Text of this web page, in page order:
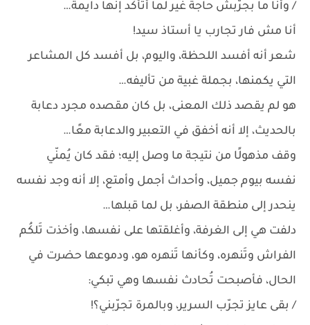
/ وأنا ما بجرّبش حاجة غير لما أتأكّد إنها دايمة…
أنا مش فار تجارب يا أستاذ سيد!
شعر أنه أفسد اللحظة، واليوم، بل أفسد كل المشاعر
التي يكمنها، بجملة غبية من تأليفه…
هو لم يقصد ذلك المعنى، بل كان مقصده مجرد دعابة
بالحديث، إلا أنه أخفق في التعبير والدعابة معًا…
وقف مذهولًا من نتيجة ما وصل إليه؛ فقد كان يُمنّي
نفسه بيوم جميل، وأحداث أجمل وأمتع، إلا أنه وجد نفسه
ينحدر إلى منطقة الصفر، بل لما قبلها…
دلفت هي إلى الغرفة، وأغلقتها على نفسها، وأخذت تَلكُم
الفراش وتَنهره، وكأنها تَنهره هو، ودموعها حضرت في
الحال، فأصبحت تُحادث نفسها وهي تبكي:
/ بقى عايز تجرّب السرير، وبالمرة تجرّبني؟!